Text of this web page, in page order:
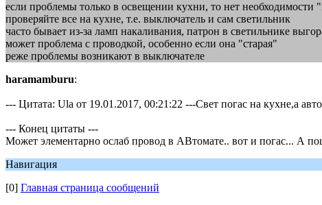
если проблемы только в освещении кухни, то нет необходимости
проверяйте все на кухне, т.е. выключатель и сам светильник
часто бывает из-за ламп накаливания, патрон в светильнике
может проблема с проводкой, особенно если она "старая"
реже проблемы возникают в выключателе
haramamburu:
--- Цитата: Ula от 19.01.2017, 00:21:22 ---Свет погас на кухне,а
--- Конец цитаты ---
Может элементарно ослаб провод в АВтомате.. вот и погас... А
Навигация
[0] Главная страница сообщений